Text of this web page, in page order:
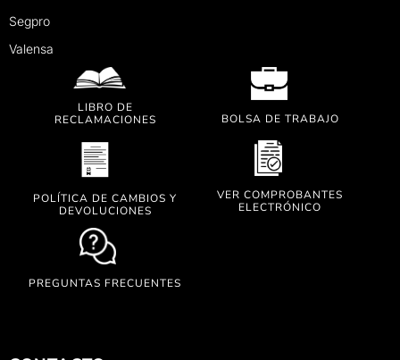
Segpro
Valensa
LIBRO DE
RECLAMACIONES
BOLSA DE TRABAJO
POLÍTICA DE CAMBIOS Y
DEVOLUCIONES
VER COMPROBANTES
ELECTRÓNICO
PREGUNTAS FRECUENTES